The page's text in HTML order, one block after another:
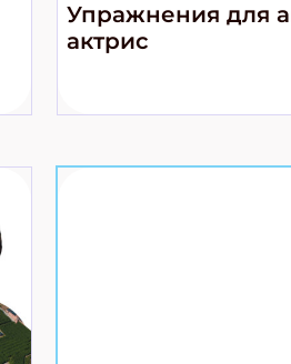
Упражнения для
актрис